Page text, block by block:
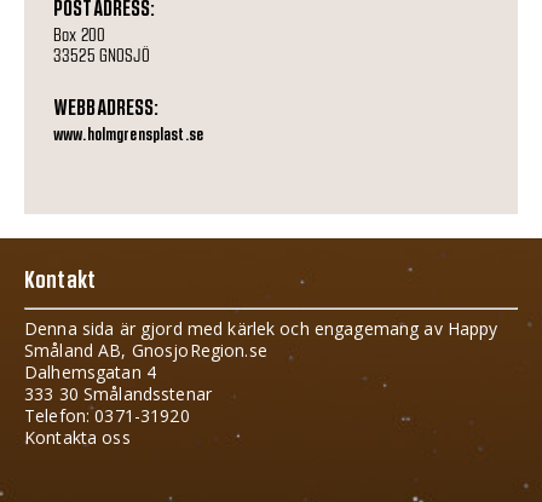
POSTADRESS:
Box 200
33525 GNOSJÖ
WEBBADRESS:
www.holmgrensplast.se
Kontakt
Denna sida är gjord med kärlek och engagemang av Happy
Småland AB, GnosjoRegion.se
Dalhemsgatan 4
333 30 Smålandsstenar
Telefon: 0371-31920
Kontakta oss